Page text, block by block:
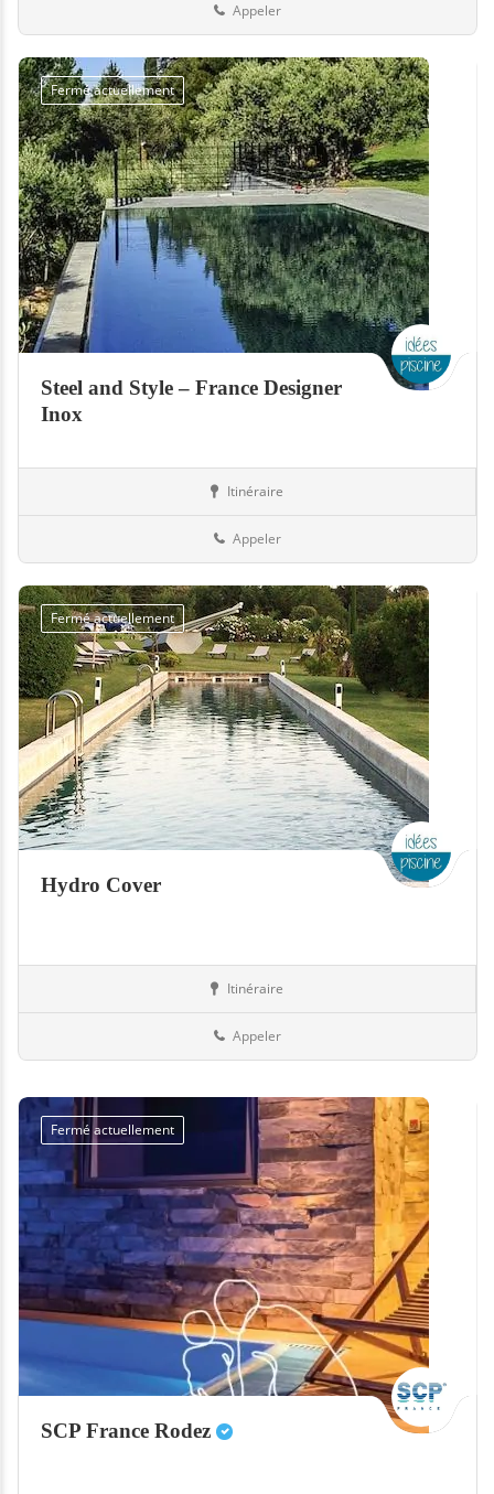
Appeler
Fermé actuellement
Steel and Style – France Designer
Inox
Itinéraire
Appeler
Fermé actuellement
Hydro Cover
Itinéraire
Appeler
Fermé actuellement
SCP France Rodez